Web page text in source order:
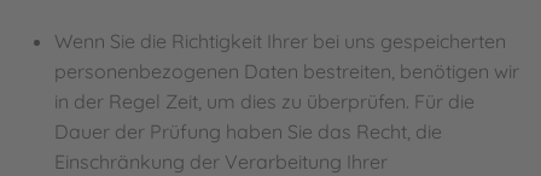
Wenn Sie die Richtigkeit Ihrer bei uns gespeicherten
personenbezogenen Daten bestreiten, benötigen wir
in der Regel Zeit, um dies zu überprüfen. Für die
Dauer der Prüfung haben Sie das Recht, die
Einschränkung der Verarbeitung Ihrer